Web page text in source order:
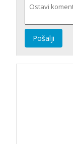
Pošalji